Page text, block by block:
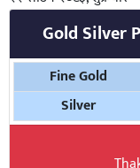
Gold Silver
Fine Gold
Silver